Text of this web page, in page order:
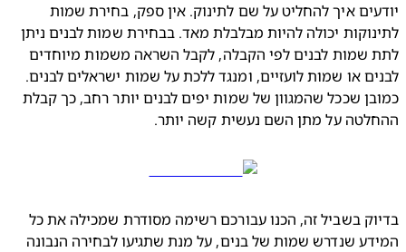
יודעים איך להחליט על שם לתינוק. אין ספק, בחירת שמות
לתינוקות יכולה להיות מבלבלת מאד. בבחירת שמות לבנים ניתן
לתת שמות לבנים לפי הקבלה, לקבל השראה משמות מיוחדים
לבנים או שמות לועזיים, ומנגד ללכת על שמות ישראלים לבנים.
כמובן שככל שהמגוון של שמות יפים לבנים יותר רחב, כך קבלת
על מתן השם נעשית קשה יותר.
בדיוק בשביל זה, הכנו עבורכם רשימה מסודרת שמכילה את כל
המידע שנדרש שמות של בנים, על מנת שתגיעו לבחירה הנבונה